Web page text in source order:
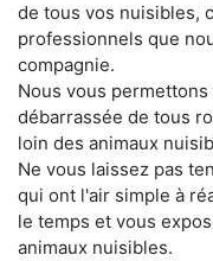
de tous vos nuisibles,
professionnels que
compagnie.
Nous vous
débarrassée de tous
loin des animaux
Ne vous laissez pas
qui ont l'air simple à
le temps et vous
animaux nuisibles.